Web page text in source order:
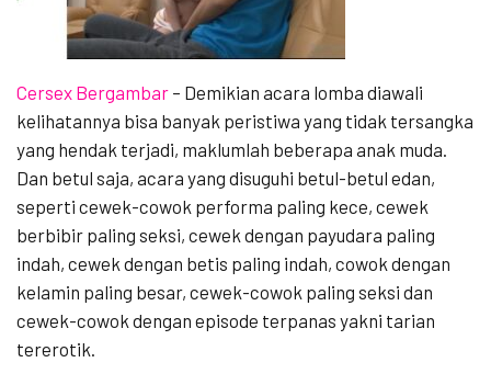
Cersex Bergambar – Demikian acara lomba diawali
kelihatannya bisa banyak peristiwa yang tidak tersangka
yang hendak terjadi, maklumlah beberapa anak muda.
Dan betul saja, acara yang disuguhi betul-betul edan,
seperti cewek-cowok performa paling kece, cewek
berbibir paling seksi, cewek dengan payudara paling
indah, cewek dengan betis paling indah, cowok dengan
kelamin paling besar, cewek-cowok paling seksi dan
cewek-cowok dengan episode terpanas yakni tarian
tererotik.